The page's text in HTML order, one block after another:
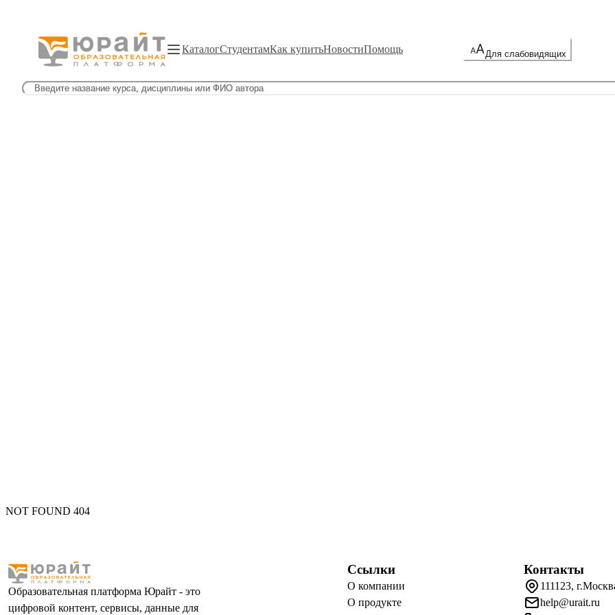
КаталогСтудентамКак купитьНовостиПомощь Для слабовидящих
NOT FOUND 404
Образовательная платформа Юрайт - это
цифровой контент, сервисы, данные для
Ссылки
О компании
О продукте
Контакты
111123,
help@urait.ru